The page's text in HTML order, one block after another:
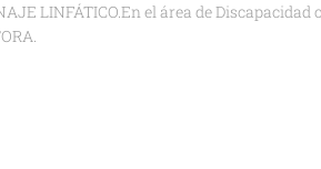
LINFÁTICO.En el área de